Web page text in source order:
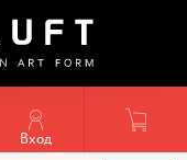
Вход